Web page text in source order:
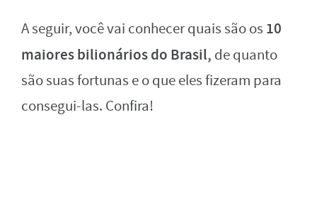
A seguir, você vai conhecer quais são os 10
maiores bilionários do Brasil, de quanto
são suas fortunas e o que eles fizeram para
consegui-las. Confira!